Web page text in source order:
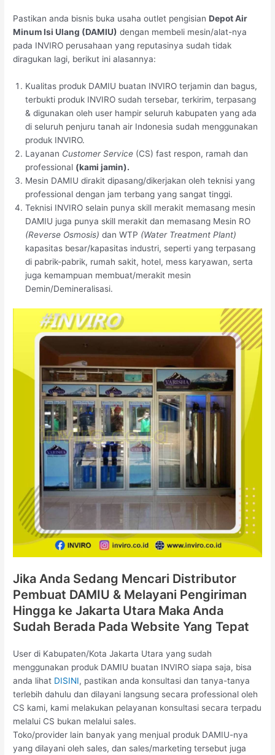
Pastikan anda bisnis buka usaha outlet pengisianDepot Air
Minum Isi Ulang (DAMIU) dengan membeli mesin/alat-nya
pada INVIRO perusahaan yang reputasinya sudah tidak
diragukan lagi, berikut ini alasannya:
Kualitas produk DAMIU buatan INVIRO terjamin dan bagus,
terbukti produk INVIRO sudah tersebar, terkirim, terpasang
& digunakan oleh user hampir seluruh kabupaten yang ada
di seluruh penjuru tanah air Indonesia sudah menggunakan
produk INVIRO.
Layanan Customer Service (CS) fast respon, ramah dan
professional (kami jamin).
Mesin DAMIU dirakit dipasang/dikerjakan oleh teknisi yang
professional dengan jam terbang yang sangat tinggi.
Teknisi INVIRO selain punya skill merakit memasang mesin
DAMIU juga punya skill merakit dan memasang Mesin RO
(Reverse Osmosis) dan WTP (Water Treatment Plant)
kapasitas besar/kapasitas industri, seperti yang terpasang
di pabrik-pabrik, rumah sakit, hotel, mess karyawan, serta
juga kemampuan membuat/merakit mesin
Demin/Demineralisasi.
Jika Anda Sedang Mencari Distributor
Pembuat DAMIU & Melayani Pengiriman
Hingga ke Jakarta Utara Maka Anda
Sudah Berada Pada Website Yang Tepat
User di Kabupaten/Kota Jakarta Utara yang sudah
menggunakan produk DAMIU buatan INVIRO siapa saja, bisa
anda lihat DISINI, pastikan anda konsultasi dan tanya-tanya
terlebih dahulu dan dilayani langsung secara professional oleh
CS kami, kami melakukan pelayanan konsultasi secara terpadu
melalui CS bukan melalui sales.
Toko/provider lain banyak yang menjual produk DAMIU-nya
yang dilayani oleh sales, dan sales/marketing tersebut juga